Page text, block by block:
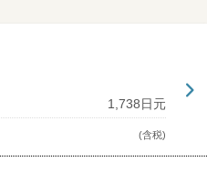
1,738日元
(含税)